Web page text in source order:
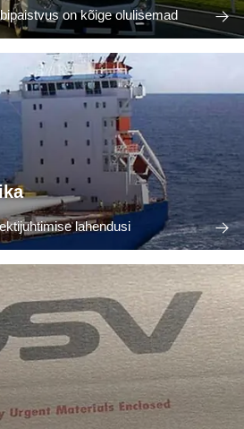
on kõige olulisemad
lahendusi